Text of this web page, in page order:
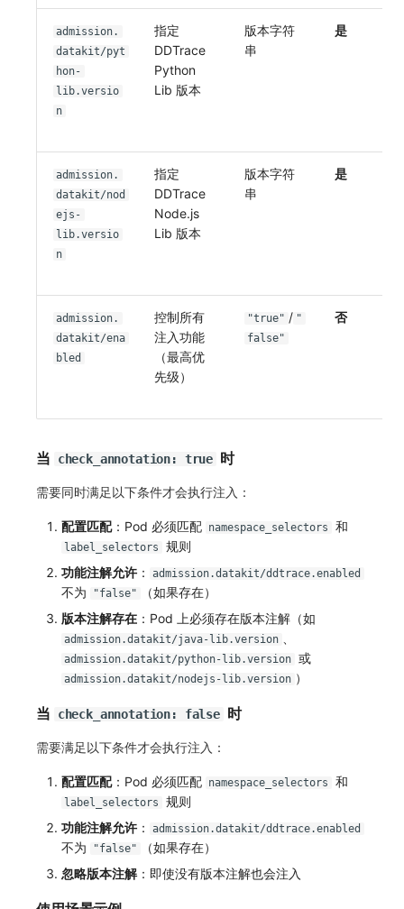
admission.
datakit/pyt
hon-
lib.versio
n
指定
DDTrace
Python
Lib 版本
版本字符
串
是
admission.
datakit/nod
ejs-
lib.versio
n
指定
DDTrace
Node.js
Lib 版本
版本字符
串
是
admission.
datakit/ena
bled
控制所有
注入功能
（最高优
先级）
"true" / "
false"
否
当 check_annotation: true 时
需要同时满足以下条件才会执行注入：
配置匹配：Pod 必须匹配 namespace_selectors 和
label_selectors
规则
功能注解允许： admission.datakit/ddtrace.enabled
不为 "false"
（如果存在）
版本注解存在：Pod 上必须存在版本注解（如
admission.datakit/java-lib.version
admission.datakit/python-lib.version 或
admission.datakit/nodejs-lib.version ）
当 check_annotation: false 时
需要满足以下条件才会执行注入：
配置匹配：Pod 必须匹配 namespace_selectors 和
label_selectors
规则
功能注解允许： admission.datakit/ddtrace.enabled
不为 "false"
（如果存在）
忽略版本注解：即使没有版本注解也会注入